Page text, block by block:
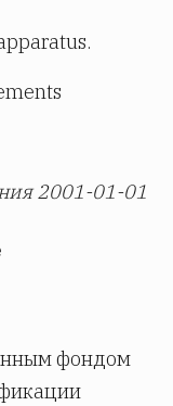
2001-01-01
фондом